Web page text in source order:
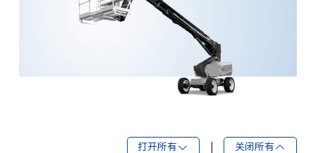
打开所有 关闭所有